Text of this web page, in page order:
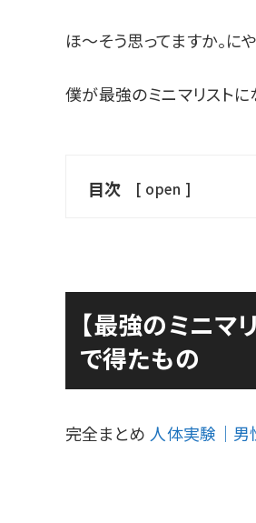
ほ〜そう思ってますか。に
僕が最強のミニマリストに
目次 [ open ]
【最強のミニマ
で得たもの
完全まとめ 人体実験｜男